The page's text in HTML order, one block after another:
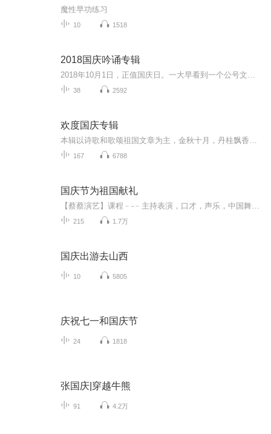
魔性早功练习
10 1518
2018国庆吟诵专辑
38 2592
欢度国庆专辑
167 6788
国庆节为祖国献礼
215 1.7万
国庆出游去山西
10 5805
庆祝七一和国庆节
24 1818
张国庆|穿越牛熊
91 4.2万